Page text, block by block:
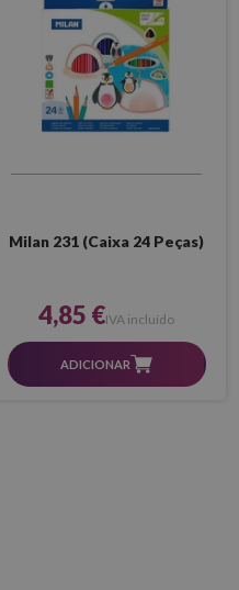
Milan 231 (Caixa 24 Peças)
4,85 €IVA incluído
ADICIONAR